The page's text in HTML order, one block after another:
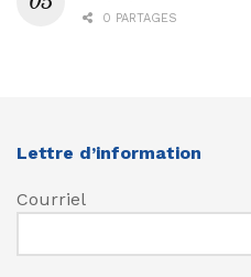
0 PARTAGES
Lettre d’information
Courriel